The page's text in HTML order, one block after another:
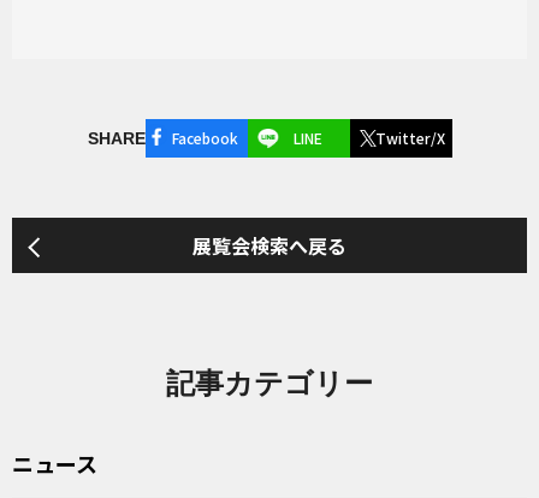
SHARE Facebook LINE Twitter/X
展覧会検索へ戻る
記事カテゴリー
ニュース